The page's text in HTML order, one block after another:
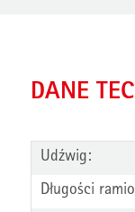
DANE
Udźwig:
Długości